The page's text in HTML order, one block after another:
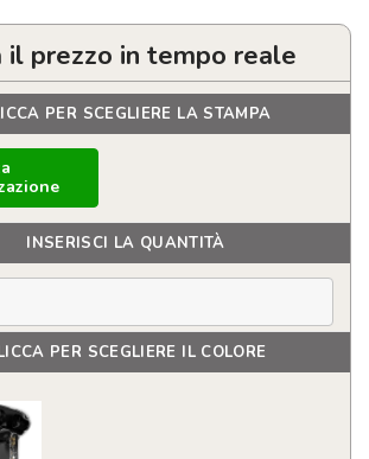
il prezzo in tempo reale
PER SCEGLIERE LA STAMPA
INSERISCI LA QUANTITÀ
PER SCEGLIERE IL COLORE